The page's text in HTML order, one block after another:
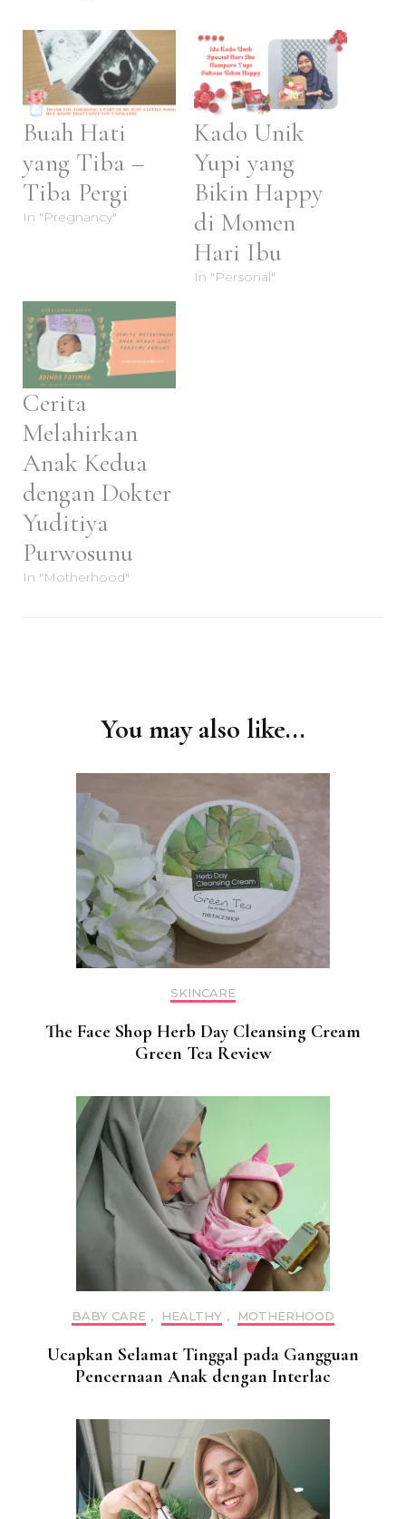
Buah Hati
yang Tiba –
Tiba Pergi
In "Pregnancy"
Kado Unik
Yupi yang
Bikin Happy
di Momen
Hari Ibu
In "Personal"
Cerita
Melahirkan
Anak Kedua
dengan Dokter
Yuditiya
Purwosunu
In "Motherhood"
You may also like...
SKINCARE
The Face Shop Herb Day Cleansing Cream
Green Tea Review
BABY CARE , HEALTHY , MOTHERHOOD
Ucapkan Selamat Tinggal pada Gangguan
Pencernaan Anak dengan Interlac